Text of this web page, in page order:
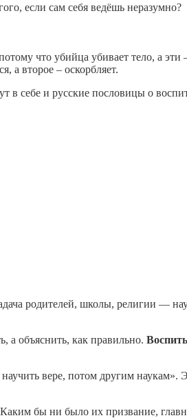
если сам себя ведёшь неразумно?
что убийца убивает тело, а
а второе – оскорбляет.
в себе и русские пословицы о
родителей, школы, религии —
а объяснить, как правильно.
вере, потом другим наукам».
бы ни было их призвание,